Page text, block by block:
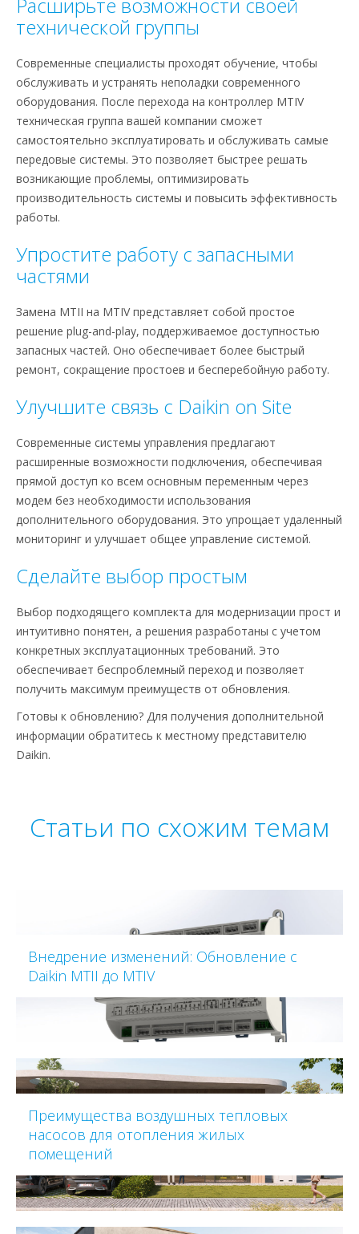
Расширьте возможности своей
технической группы
Современные специалисты проходят обучение, чтобы
обслуживать и устранять неполадки современного
оборудования. После перехода на контроллер MTIV
техническая группа вашей компании сможет
самостоятельно эксплуатировать и обслуживать самые
передовые системы. Это позволяет быстрее решать
возникающие проблемы, оптимизировать
производительность системы и повысить эффективность
работы.
Упростите работу с запасными
частями
Замена MTII на MTIV представляет собой простое
решение plug-and-play, поддерживаемое доступностью
запасных частей. Оно обеспечивает более быстрый
ремонт, сокращение простоев и бесперебойную работу.
Улучшите связь с Daikin on Site
Современные системы управления предлагают
расширенные возможности подключения, обеспечивая
прямой доступ ко всем основным переменным через
модем без необходимости использования
дополнительного оборудования. Это упрощает удаленный
мониторинг и улучшает общее управление системой.
Сделайте выбор простым
Выбор подходящего комплекта для модернизации прост и
интуитивно понятен, а решения разработаны с учетом
конкретных эксплуатационных требований. Это
обеспечивает беспроблемный переход и позволяет
получить максимум преимуществ от обновления.
Готовы к обновлению? Для получения дополнительной
информации обратитесь к местному представителю
Daikin.
Статьи по схожим темам
Внедрение изменений: Обновление с
Daikin MTII до MTIV
Преимущества воздушных тепловых
насосов для отопления жилых
помещений